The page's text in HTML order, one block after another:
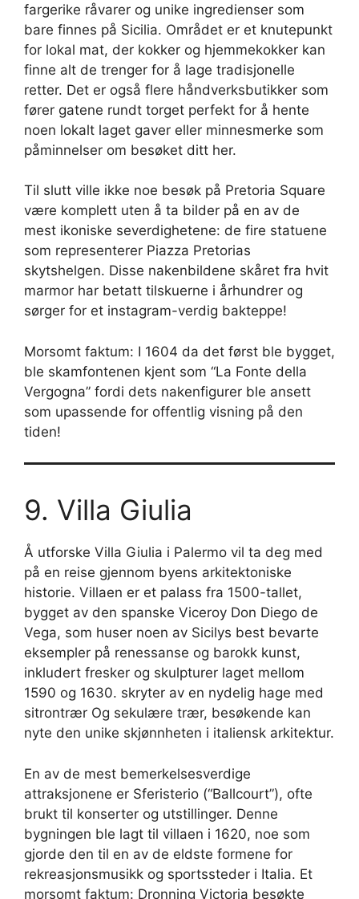
fargerike råvarer og unike ingredienser som
bare finnes på Sicilia. Området er et knutepunkt
for lokal mat, der kokker og hjemmekokker kan
finne alt de trenger for å lage tradisjonelle
retter. Det er også flere håndverksbutikker som
fører gatene rundt torget perfekt for å hente
noen lokalt laget gaver eller minnesmerke som
påminnelser om besøket ditt her.
Til slutt ville ikke noe besøk på Pretoria Square
være komplett uten å ta bilder på en av de
mest ikoniske severdighetene: de fire statuene
som representerer Piazza Pretorias
skytshelgen. Disse nakenbildene skåret fra hvit
marmor har betatt tilskuerne i århundrer og
sørger for et instagram-verdig bakteppe!
Morsomt faktum: I 1604 da det først ble bygget,
ble skamfontenen kjent som “La Fonte della
Vergogna” fordi dets nakenfigurer ble ansett
som upassende for offentlig visning på den
tiden!
9. Villa Giulia
Å utforske Villa Giulia i Palermo vil ta deg med
på en reise gjennom byens arkitektoniske
historie. Villaen er et palass fra 1500-tallet,
bygget av den spanske Viceroy Don Diego de
Vega, som huser noen av Sicilys best bevarte
eksempler på renessanse og barokk kunst,
inkludert fresker og skulpturer laget mellom
1590 og 1630. skryter av en nydelig hage med
sitrontrær Og sekulære trær, besøkende kan
nyte den unike skjønnheten i italiensk arkitektur.
En av de mest bemerkelsesverdige
attraksjonene er Sferisterio (“Ballcourt”), ofte
brukt til konserter og utstillinger. Denne
bygningen ble lagt til villaen i 1620, noe som
gjorde den til en av de eldste formene for
rekreasjonsmusikk og sportssteder i Italia. Et
morsomt faktum: Dronning Victoria besøkte